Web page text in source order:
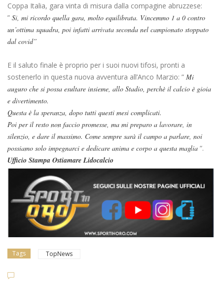
Coppa Italia, gara vinta di misura dalla compagine abruzzese:
” Si, mi ricordo quella gara, molto equilibrata. Vincemmo 1 a 0 contro
un’ottima squadra, poi infatti arrivata seconda nel campionato stoppato
dal covid”
E il saluto finale è proprio per i suoi nuovi tifosi, pronti a
sostenerlo in questa nuova avventura all’Anco Marzio: ” Mi
auguro che si possa esultare insieme, allo Stadio, perchè il calcio è gioia
e divertimento.
Questa è la speranza, dopo tutti questi mesi complicati.
Poi per il resto non faccio promesse, ma mi preparo a lavorare, in
silenzio, e dare il massimo. Come sempre sarà il campo a parlare, noi
possiamo solo impegnarci e dedicare anima e corpo a questa maglia “.
Ufficio Stampa Ostiamare Lidocalcio
Tags TopNews